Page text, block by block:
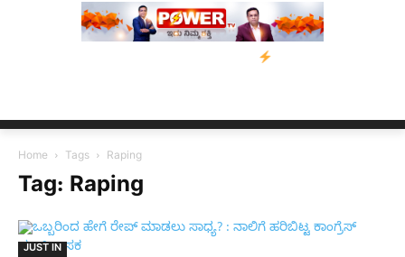
ನ್ಯೂಸ್ ಕಾರ್ಪ್‌ಗೆ ಎಐಯಿಂದ
Home Tags Raping
Tag: Raping
JUST IN